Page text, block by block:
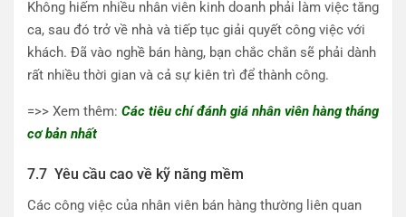
Không hiếm nhiều nhân viên kinh doanh phải làm việc tăng
ca, sau đó trở về nhà và tiếp tục giải quyết công việc với
khách. Đã vào nghề bán hàng, bạn chắc chắn sẽ phải dành
rất nhiều thời gian và cả sự kiên trì để thành công.
=>> Xem thêm: Các tiêu chí đánh giá nhân viên hàng tháng
cơ bản nhất
7.7 Yêu cầu cao về kỹ năng mềm
Các công việc của nhân viên bán hàng thường liên quan